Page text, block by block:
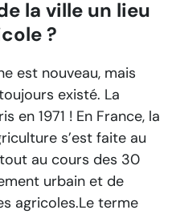
la ville un lieu
?
est nouveau, mais
existé. La
en 1971 ! En France, la
s’est faite au
au cours des 30
urbain et de
agricoles.Le terme